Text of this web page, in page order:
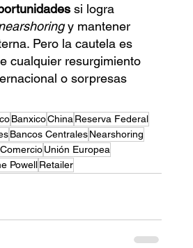
si logra
y mantener
Pero la cautela es
cualquier resurgimiento
o sorpresas
BanxicoChina Reserva Federal
Bancos Centrales Nearshoring
Comercio Unión Europea
Powell Retailer